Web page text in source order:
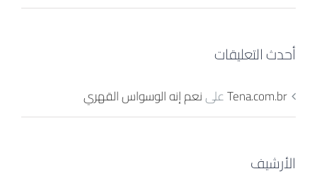
أحدث التعليقات
Tena.com.brعلىنعم إنه الوسواس القهري
الأرشيف